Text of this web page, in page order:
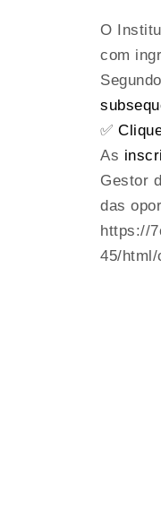
O
com
✅
As
Gestor
das
https://
45/html/